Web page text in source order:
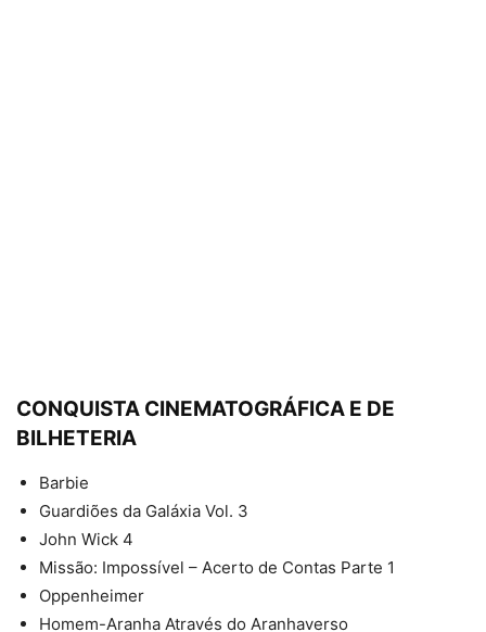
CONQUISTA CINEMATOGRÁFICA E DE
BILHETERIA
Barbie
Guardiões da Galáxia Vol. 3
John Wick 4
Missão: Impossível – Acerto de Contas Parte 1
Oppenheimer
Homem-Aranha Através do Aranhaverso